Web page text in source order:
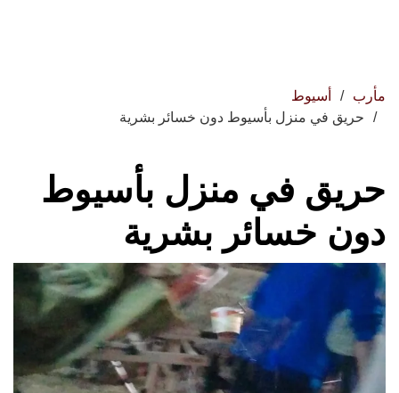
مأرب
أسيوط
حريق في منزل بأسيوط دون خسائر بشرية
حريق في منزل بأسيوط
دون خسائر بشرية